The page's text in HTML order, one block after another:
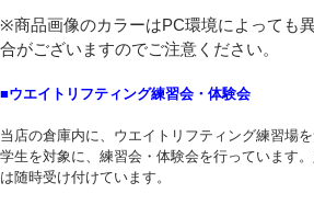
※商品画像のカラーはPC環境によっても
合がございますのでご注意ください。
■ウエイトリフティング練習会・体験会
当店の倉庫内に、ウエイトリフティング練習場
学生を対象に、練習会・体験会を行っています
は随時受け付けています。